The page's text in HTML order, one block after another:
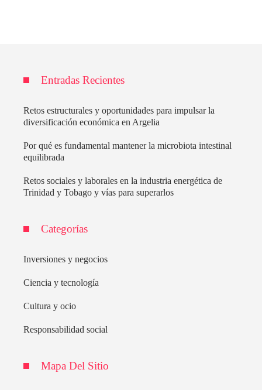
Entradas Recientes
Retos estructurales y oportunidades para impulsar la
diversificación económica en Argelia
Por qué es fundamental mantener la microbiota intestinal
equilibrada
Retos sociales y laborales en la industria energética de
Trinidad y Tobago y vías para superarlos
Categorías
Inversiones y negocios
Ciencia y tecnología
Cultura y ocio
Responsabilidad social
Mapa Del Sitio